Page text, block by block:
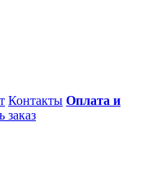
Контакты Оплата и
заказ